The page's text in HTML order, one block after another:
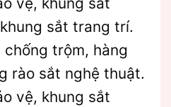
sắt trang trí.
trộm, hàng
rào sắt nghệ thuật.
vệ, khung sắt